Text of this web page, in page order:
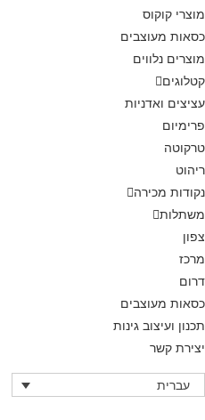
מוצרי קוקוס
כסאות מעוצבים
מוצרים נלווים
קטלוגים
עציצים ואדניות
פרימיום
טרקוטה
ריהוט
נקודות מכירה
משתלות
צפון
מרכז
דרום
כסאות מעוצבים
תכנון ועיצוב גינות
יצירת קשר
עברית